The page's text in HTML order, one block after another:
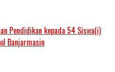
Pendidikan kepada 54 Siswa(i)
Banjarmasin